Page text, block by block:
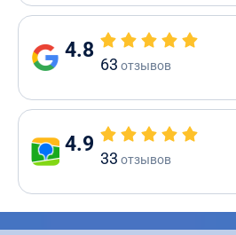
4.8
63 отзывов
4.9
33 отзывов